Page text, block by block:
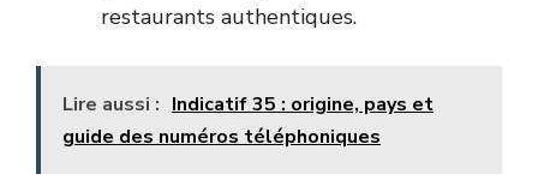
restaurants authentiques.
Lire aussi : Indicatif 35 : origine, pays et
guide des numéros téléphoniques